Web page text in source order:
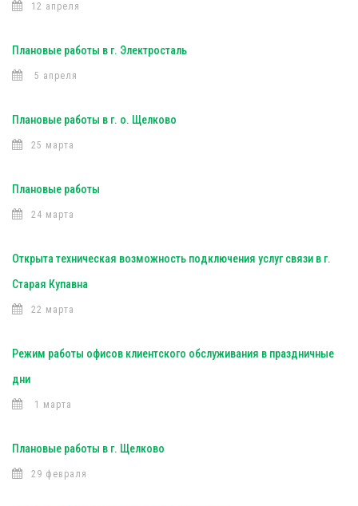
12 апреля
Плановые работы в г. Электросталь
5 апреля
Плановые работы в г. о. Щелково
25 марта
Плановые работы
24 марта
Открыта техническая возможность подключения услуг связи в г.
Старая Купавна
22 марта
Режим работы офисов клиентского обслуживания в праздничные
дни
1 марта
Плановые работы в г. Щелково
29 февраля